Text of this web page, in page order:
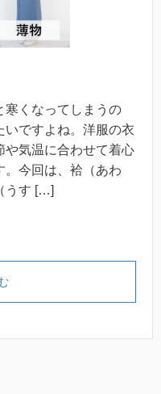
寒くなってしまうの
いですよね。洋服の衣
や気温に合わせて着心
。今回は、袷（あわ
うす […]